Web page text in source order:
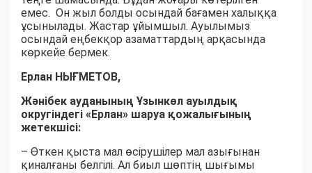
емес. Он жыл болды осындай бағамен халыққа
ұсынылады. Жастар ұйымшыл. Ауылымыз
осындай еңбекқор азаматтардың арқасында
көркейе бермек.
Ерлан НЫҒМЕТОВ,
Жәнібек ауданының Ұзынкөл ауылдық
округіндегі «Ерлан» шаруа қожалығының
жетекшісі:
– Өткен қыста мал өсірушілер мал азығынан
қиналғаны белгілі. Ал биыл шөптің шығымы